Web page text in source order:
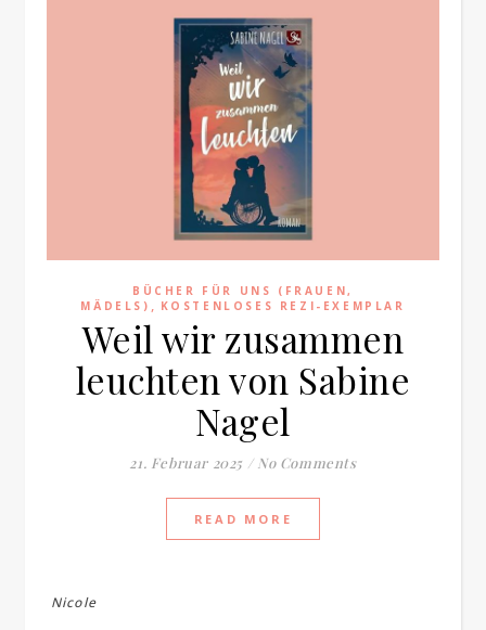
BÜCHER FÜR UNS (FRAUEN,
MÄDELS) , KOSTENLOSES REZI-EXEMPLAR
Weil wir zusammen
leuchten von Sabine
Nagel
21. Februar 2025 / No Comments
READ MORE
Nicole